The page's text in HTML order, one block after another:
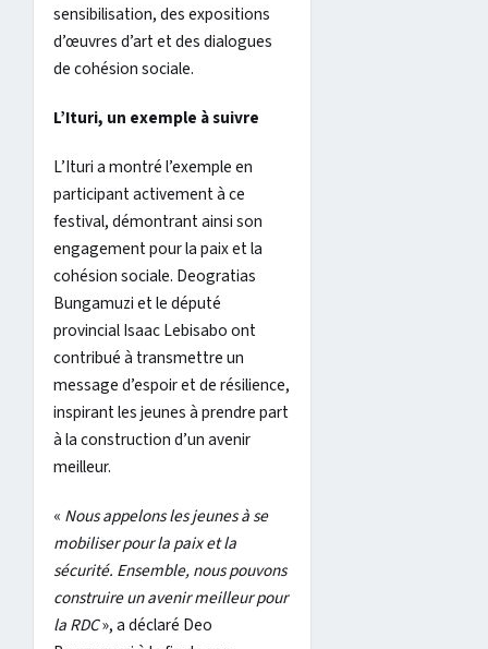
sensibilisation, des expositions
d’œuvres d’art et des dialogues
de cohésion sociale.
L’Ituri, un exemple à suivre
L’Ituri a montré l’exemple en
participant activement à ce
festival, démontrant ainsi son
engagement pour la paix et la
cohésion sociale. Deogratias
Bungamuzi et le député
provincial Isaac Lebisabo ont
contribué à transmettre un
message d’espoir et de résilience,
inspirant les jeunes à prendre part
à la construction d’un avenir
meilleur.
« Nous appelons les jeunes à se
mobiliser pour la paix et la
sécurité. Ensemble, nous pouvons
construire un avenir meilleur pour
la RDC», a déclaré Deo